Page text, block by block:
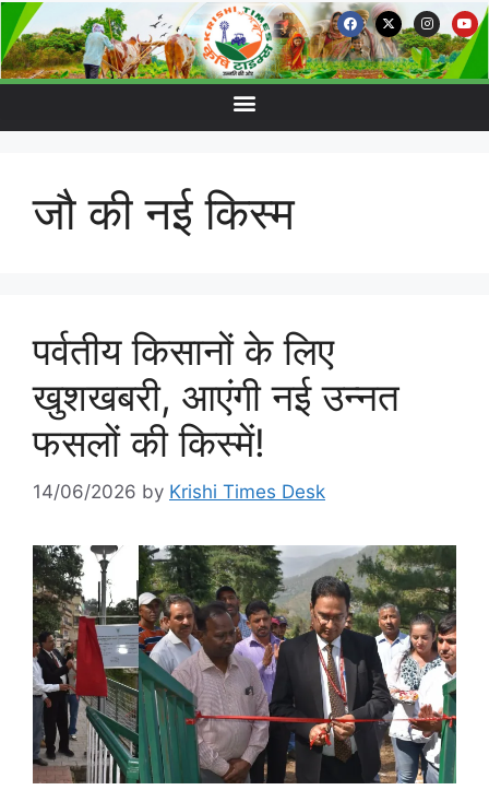
जौ की नई किस्म
पर्वतीय किसानों के लिए
खुशखबरी, आएंगी नई उन्नत
फसलों की किस्में!
14/06/2026 by Krishi Times Desk